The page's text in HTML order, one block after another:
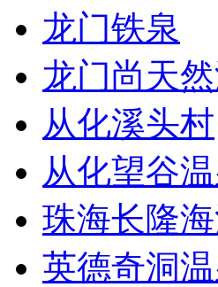
龙门铁泉
龙门尚天
从化溪头村
从化望谷
珠海长隆
英德奇洞